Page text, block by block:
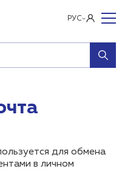
РУС
для обмена
в личном